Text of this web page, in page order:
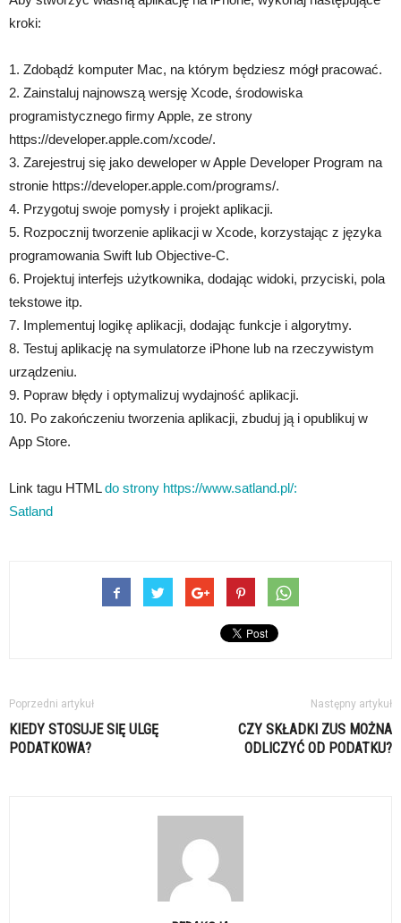
kroki:
1. Zdobądź komputer Mac, na którym będziesz mógł pracować.
2. Zainstaluj najnowszą wersję Xcode, środowiska
programistycznego firmy Apple, ze strony
https://developer.apple.com/xcode/.
3. Zarejestruj się jako deweloper w Apple Developer Program na
stronie https://developer.apple.com/programs/.
4. Przygotuj swoje pomysły i projekt aplikacji.
5. Rozpocznij tworzenie aplikacji w Xcode, korzystając z języka
programowania Swift lub Objective-C.
6. Projektuj interfejs użytkownika, dodając widoki, przyciski, pola
tekstowe itp.
7. Implementuj logikę aplikacji, dodając funkcje i algorytmy.
8. Testuj aplikację na symulatorze iPhone lub na rzeczywistym
urządzeniu.
9. Popraw błędy i optymalizuj wydajność aplikacji.
10. Po zakończeniu tworzenia aplikacji, zbuduj ją i opublikuj w
App Store.
Link tagu HTMLdo strony https://www.satland.pl/:
Satland
Poprzedni artykuł
KIEDY STOSUJE SIĘ ULGĘ
PODATKOWA?
Następny artykuł
CZY SKŁADKI ZUS MOŻNA
ODLICZYĆ OD PODATKU?